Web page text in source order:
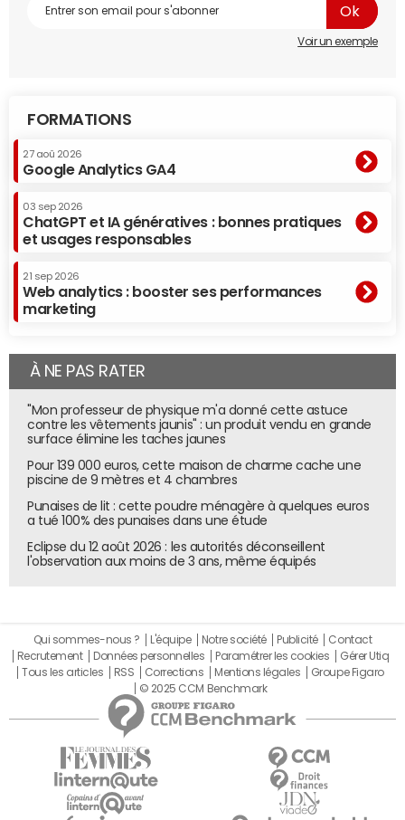
Voir un exemple
FORMATIONS
27 aoû 2026
Google Analytics GA4
03 sep 2026
ChatGPT et IA génératives : bonnes pratiques
et usages responsables
21 sep 2026
Web analytics : booster ses performances
marketing
À NE PAS RATER
"Mon professeur de physique m'a donné cette astuce
contre les vêtements jaunis" : un produit vendu en grande
surface élimine les taches jaunes
Pour 139 000 euros, cette maison de charme cache une
piscine de 9 mètres et 4 chambres
Punaises de lit : cette poudre ménagère à quelques euros
a tué 100% des punaises dans une étude
Eclipse du 12 août 2026 : les autorités déconseillent
l'observation aux moins de 3 ans, même équipés
Qui sommes-nous ? L'équipe Notre société Publicité
Contact
Recrutement
Données personnelles Paramétrer les cookies
Gérer Utiq
Tous les articles
RSS Corrections Mentions légales
Groupe Figaro
© 2025 CCM Benchmark